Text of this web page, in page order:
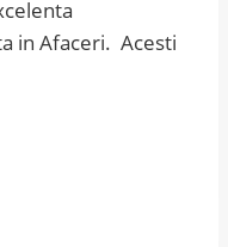
in Afaceri. Acesti